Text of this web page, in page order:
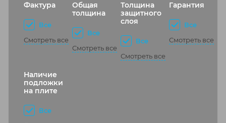
Фактура
Все
Смотреть все
Общая
толщина
Все
Смотреть все
Толщина
защитного
слоя
Все
Смотреть все
Гарантия
Все
Смотреть все
Наличие
подложки
на плите
Все